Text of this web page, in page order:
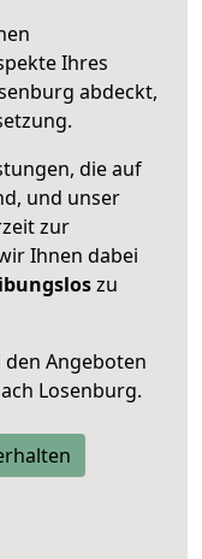
Ihres
abdeckt,
die auf
und unser
zur
Ihnen dabei
zu
den Angeboten
Losenburg.